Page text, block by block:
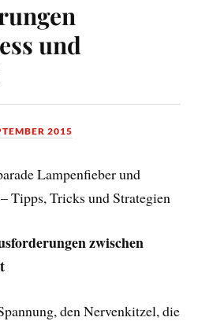
und
2015
Lampenfieber und
Tipps, Tricks und Strategien
zwischen
den Nervenkitzel, die